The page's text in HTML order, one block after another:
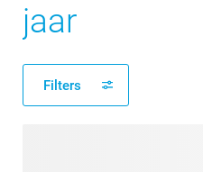
jaar
Filters